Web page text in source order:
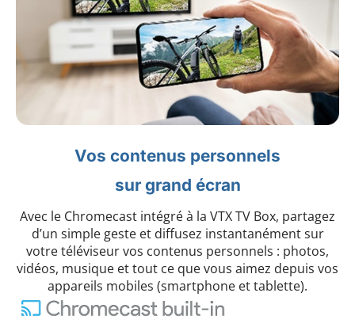
Vos contenus personnels
sur grand écran
Avec le Chromecast intégré à la VTX TV Box, partagez
d’un simple geste et diffusez instantanément sur
votre téléviseur vos contenus personnels : photos,
vidéos, musique et tout ce que vous aimez depuis vos
appareils mobiles (smartphone et tablette).